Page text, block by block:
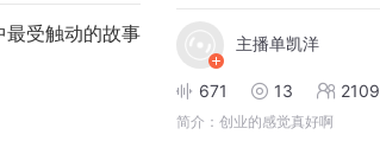
最受触动的故事
主播单凯洋
671 13 2109
简介： 创业的感觉真好啊